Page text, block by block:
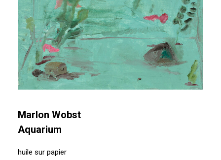
Marlon Wobst
Aquarium
huile sur papier